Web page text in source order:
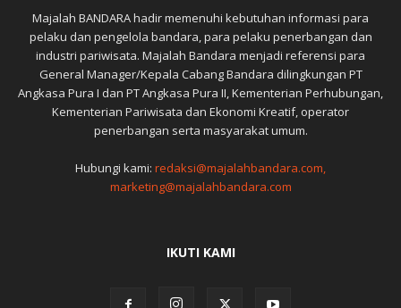
Majalah BANDARA hadir memenuhi kebutuhan informasi para
pelaku dan pengelola bandara, para pelaku penerbangan dan
industri pariwisata. Majalah Bandara menjadi referensi para
General Manager/Kepala Cabang Bandara dilingkungan PT
Angkasa Pura I dan PT Angkasa Pura II, Kementerian Perhubungan,
Kementerian Pariwisata dan Ekonomi Kreatif, operator
penerbangan serta masyarakat umum.
Hubungi kami: redaksi@majalahbandara.com,
marketing@majalahbandara.com
IKUTI KAMI